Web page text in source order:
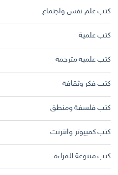
كتب علم نفس واجتماع
كتب علمية
كتب علمية مترجمة
كتب فكر وثقافة
كتب فلسفة ومنطق
كتب كمبيوتر وانترنت
كتب متنوعة للقراءة